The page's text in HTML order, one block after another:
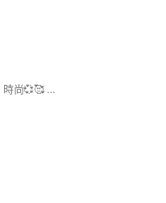
高雄市鳳山區瑞隆東路 242 號 時尚💞🥰 高雄市鳳山區五甲保泰路 130號 香水🥰💞